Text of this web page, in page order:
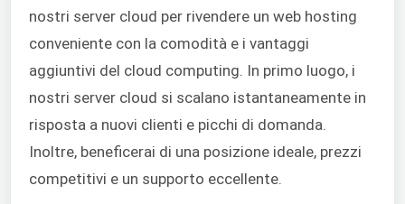
nostri server cloud per rivendere un web hosting
conveniente con la comodità e i vantaggi
aggiuntivi del cloud computing. In primo luogo, i
nostri server cloud si scalano istantaneamente in
risposta a nuovi clienti e picchi di domanda.
Inoltre, beneficerai di una posizione ideale, prezzi
competitivi e un supporto eccellente.